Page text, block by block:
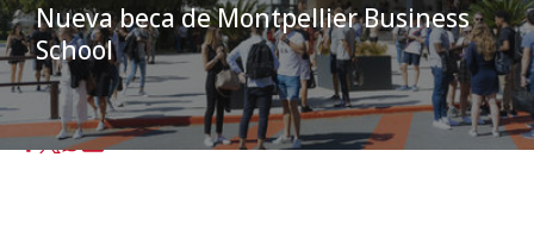
Nueva beca de Montpellier Business
School
Inicio» Noticias»Estudiantes»Nueva beca de Montpellier Business
School